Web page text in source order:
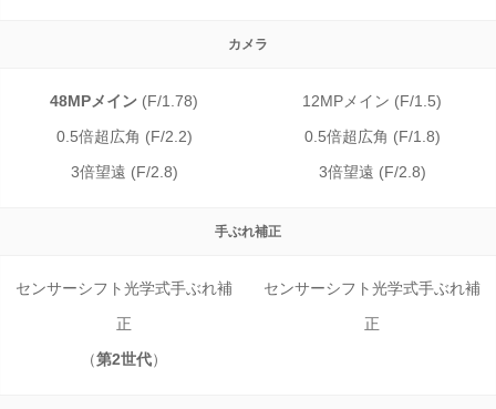
カメラ
48MPメイン (F/1.78)
0.5倍超広角 (F/2.2)
3倍望遠 (F/2.8)
12MPメイン (F/1.5)
0.5倍超広角 (F/1.8)
3倍望遠 (F/2.8)
手ぶれ補正
センサーシフト光学式手ぶれ補
正
（第2世代）
センサーシフト光学式手ぶれ補
正